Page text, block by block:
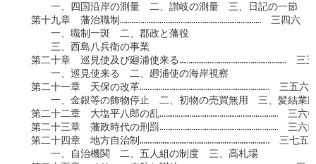
一、四国沿岸の測量　二、讃岐の測量　三、日記の一節
第十九章　藩治職制…………………………………………………………………　三四六
一、職制一斑　二、郡政と藩役
三、西島八兵衛の事業
第二十章　巡見使及び廻浦使来る…………………………………………………　三
一、巡見使来る　二、廻浦使の海岸視察
第二十一章　天保の改革……………………………………………………………　三五六
一、金銀等の飾物停止　二、初物の売買無用　三、髪結業
第二十二章　大塩平八郎の乱………………………………………………………　三六
第二十三章　藩政時代の刑罰………………………………………………………　三六
第二十四章　地方自治制……………………………………………………………　三七五
一、自治機関　二、五人組の制度　三、高札場